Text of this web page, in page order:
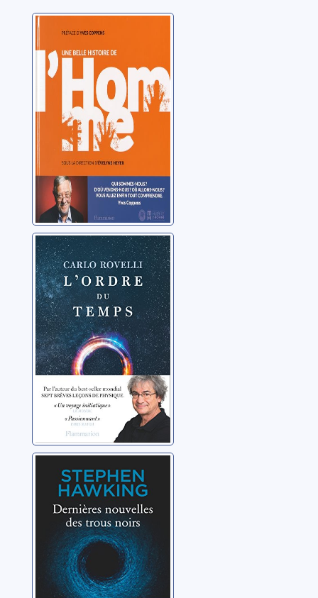
Une belle
histoire de
l'homme
Heyer, Evelyne
L'ordre du temps
Rovelli, Carlo
Dernières
nouvelles des
trous noirs
Hawking, Stephen
William